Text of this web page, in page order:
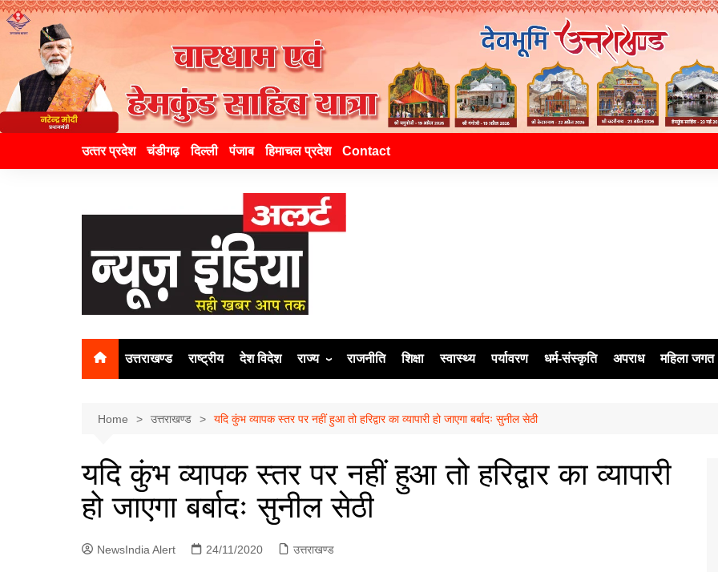
उत्‍तर प्रदेश चंडीगढ़ दिल्ली पंजाब हिमाचल प्रदेश Contact
उत्तराखण्ड राष्ट्रीय देश विदेश राज्य
दिल्ली
पंजाब
चंडीगढ़
राजनीति शिक्षा स्वास्थ्य पर्यावरण धर्म-संस्कृति अपराध महिला जगत
Home उत्तराखण्ड यदि कुंभ व्यापक स्तर पर नहीं हुआ तो हरिद्वार का व्यापारी हो जाएगा बर्बादः सुनील सेठी
यदि कुंभ व्यापक स्तर पर नहीं हुआ तो हरिद्वार का व्यापारी
हो जाएगा बर्बादः सुनील सेठी
NewsIndia Alert 24/11/2020 उत्तराखण्ड